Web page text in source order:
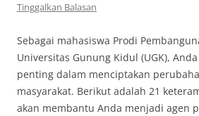
Tinggalkan Balasan
Sebagai mahasiswa Prodi
Universitas Gunung Kidul (UGK),
penting dalam menciptakan
masyarakat. Berikut adalah 21
akan membantu Anda menjadi agen